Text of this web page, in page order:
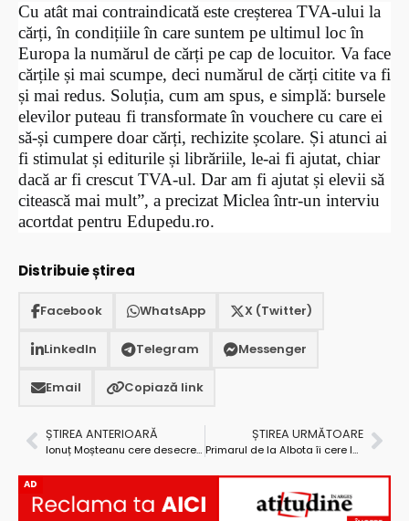
Cu atât mai contraindicată este creșterea TVA-ului la
cărți, în condițiile în care suntem pe ultimul loc în
Europa la numărul de cărți pe cap de locuitor. Va face
cărțile și mai scumpe, deci numărul de cărți citite va fi
și mai redus. Soluția, cum am spus, e simplă: bursele
elevilor puteau fi transformate în vouchere cu care ei
să-și cumpere doar cărți, rechizite școlare. Și atunci ai
fi stimulat și editurile și librăriile, le-ai fi ajutat, chiar
dacă ar fi crescut TVA-ul. Dar am fi ajutat și elevii să
citească mai mult”, a precizat Miclea într-un interviu
acortdat pentru Edupedu.ro.
Distribuie știrea
Facebook WhatsApp X (Twitter)
LinkedIn Telegram Messenger
Email Copiază link
ȘTIREA ANTERIOARĂ
Ionuț Moșteanu cere desecretizarea ajutorul pe care România îl acordă Ucrainei
ȘTIREA URMĂTOARE
Primarul de la Albota îi cere lui Grindeanu să scoată PSD-ul de la guvernare
AD